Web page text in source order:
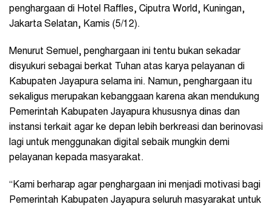
penghargaan di Hotel Raffles, Ciputra World, Kuningan,
Jakarta Selatan, Kamis (5/12).
Menurut Semuel, penghargaan ini tentu bukan sekadar
disyukuri sebagai berkat Tuhan atas karya pelayanan di
Kabupaten Jayapura selama ini. Namun, penghargaan itu
sekaligus merupakan kebanggaan karena akan mendukung
Pemerintah Kabupaten Jayapura khususnya dinas dan
instansi terkait agar ke depan lebih berkreasi dan berinovasi
lagi untuk menggunakan digital sebaik mungkin demi
pelayanan kepada masyarakat.
“Kami berharap agar penghargaan ini menjadi motivasi bagi
Pemerintah Kabupaten Jayapura seluruh masyarakat untuk